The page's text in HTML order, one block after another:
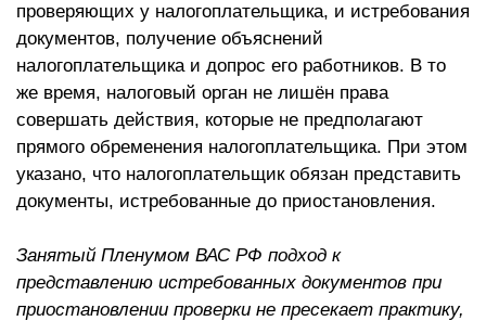
проверяющих у налогоплательщика, и истребования
документов, получение объяснений
налогоплательщика и допрос его работников. В то
же время, налоговый орган не лишён права
совершать действия, которые не предполагают
прямого обременения налогоплательщика. При этом
указано, что налогоплательщик обязан представить
документы, истребованные до приостановления.
Занятый Пленумом ВАС РФ подход к
представлению истребованных документов при
приостановлении проверки не пресекает практику,